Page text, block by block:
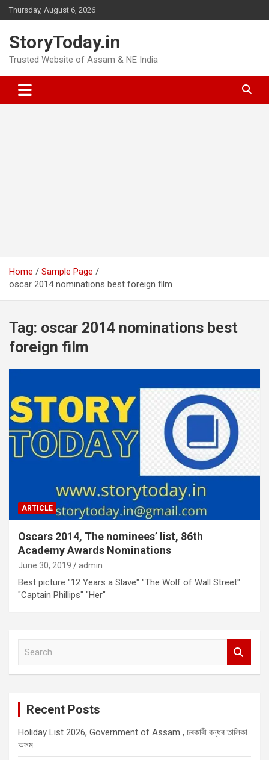
Skip
to
Thursday, August 6, 2026
StoryToday.in
Trusted Website of Assam & NE India
Home
Sample Page
oscar 2014 nominations best foreign film
Tag: oscar 2014 nominations best
foreign film
ARTICLE
Oscars 2014, The nominees’ list, 86th
Academy Awards Nominations
June 30, 2019 admin
Best picture "12 Years a Slave" "The Wolf of Wall Street"
"Captain Phillips" "Her"
Recent Posts
Holiday List 2026, Government of Assam , চৰকাৰী বন্ধৰ তালিকা
অসম